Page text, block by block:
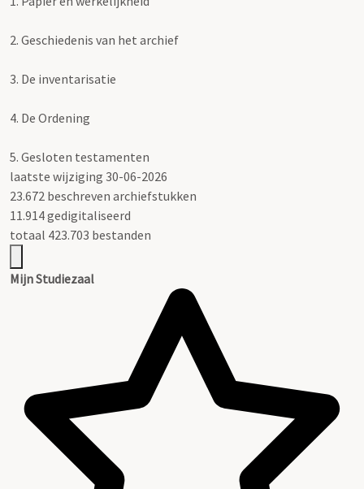
2. Geschiedenis van het archief
3. De inventarisatie
4. De Ordening
5. Gesloten testamenten
laatste wijziging 30-06-2026
23.672 beschreven archiefstukken
11.914 gedigitaliseerd
totaal 423.703 bestanden
Mijn Studiezaal